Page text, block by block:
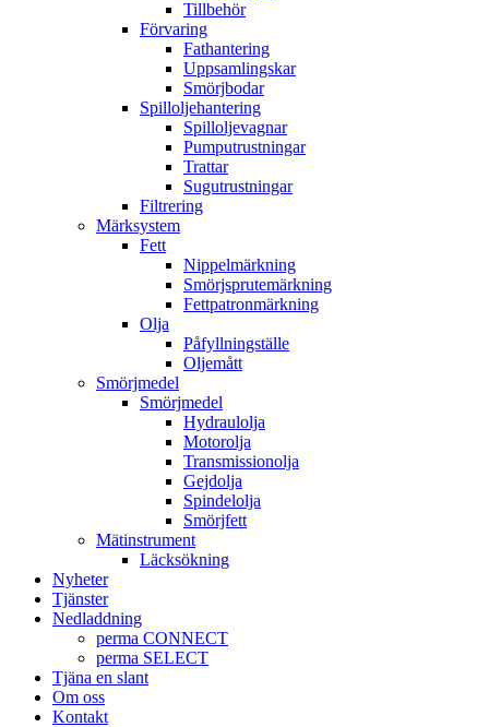
Tillbehör
Förvaring
Fathantering
Uppsamlingskar
Smörjbodar
Spilloljehantering
Spilloljevagnar
Pumputrustningar
Trattar
Sugutrustningar
Filtrering
Märksystem
Fett
Nippelmärkning
Smörjsprutemärkning
Fettpatronmärkning
Olja
Påfyllningställe
Oljemått
Smörjmedel
Smörjmedel
Hydraulolja
Motorolja
Transmissionolja
Gejdolja
Spindelolja
Smörjfett
Mätinstrument
Läcksökning
Nyheter
Tjänster
Nedladdning
perma CONNECT
perma SELECT
Tjäna en slant
Om oss
Kontakt